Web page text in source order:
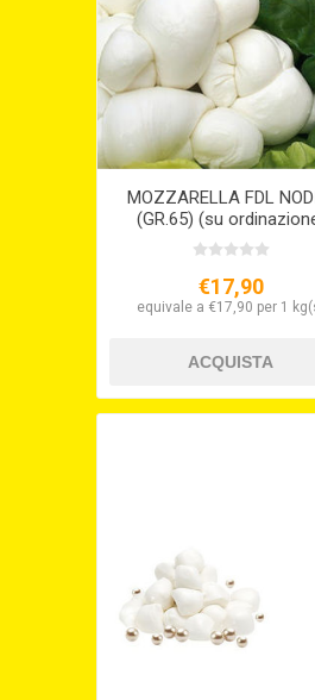
MOZZARELLA FDL
(GR.65) (su
€17,90
equivale a €17,90 per 1